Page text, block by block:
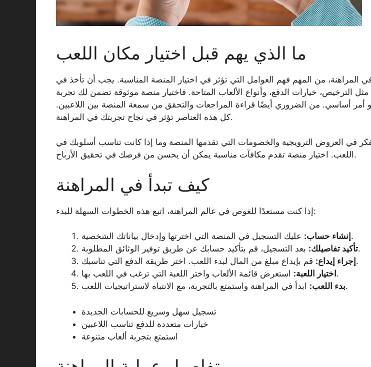
ما الذي يهم قبل اختيار مكان اللعب
المراهنة، من المهم فهم العوامل التي تؤثر في اختيار المنصة المناسبة. يجب أن تأخذ في
الترخيص، خيارات الدفع، وأنواع الألعاب المتاحة. فاختيار منصة موثوقة تضمن لك تجربة
أمر أساسي. من الضروري أيضًا قراءة المراجعات والتحقق من سمعة المنصة بين اللاعبين.
كل هذه العناصر تؤثر في نجاح تجربتك في المراهنة.
في العروض الترويجية والخصومات التي تقدمها المنصة وما إذا كانت تناسب أسلوبك في
اللعب. اختيار منصة تقدم مكافآت مناسبة يمكن أن يحسن من فرصك في تحقيق الأرباح.
كيف تبدأ في المراهنة
إذا كنت مستعدًا للغوص في عالم المراهنة، اتبع هذه الخطوات السهلة للبدء:
إنشاء حساب:عليك التسجيل في المنصة التي اخترتها وإدخال بياناتك الشخصية.
تأكيد تفاصيلك:بعد التسجيل، قم بتأكيد حسابك عن طريق توفير الوثائق المطلوبة.
إجراء إيداع:قم بإيداع مبلغ من المال لبدء اللعب. اختر طريقة الدفع التي تناسبك.
اختيار اللعبة: استعرض قائمة الألعاب واختر اللعبة التي ترغب في اللعب بها.
بدء اللعب:ابدأ في المراهنة واستمتع بالتجربة، مع الانتباه لاستراتيجيات اللعب.
تسجيل سهل وسريع للحسابات الجديدة
خيارات متعددة للدفع تناسب اللاعبين
استمتع بتجربة ألعاب متنوعة